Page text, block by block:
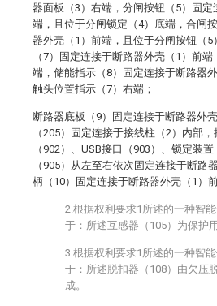
器面板（3）右端，分闸按钮（5）固
端，且位于分闸锁定（4）底端，合闸
器外壳（1）前端，且位于分闸按钮（
（7）固定连接于断路器外壳（1）前
端，储能指示（8）固定连接于断路器
触头位置指示（7）右端；
断路器底板（9）固定连接于断路器外
（205）固定连接于接线柱（2）内部
（902）、USB接口（903）、锁定装
（905）从左至右依次固定连接于断路
柄（10）固定连接于断路器外壳（1）前
2.根据权利要求1所述的一种智
于：所述互感器（105）为保护
3.根据权利要求1所述的一种智
于：所述脱扣器（108）由欠压
成。